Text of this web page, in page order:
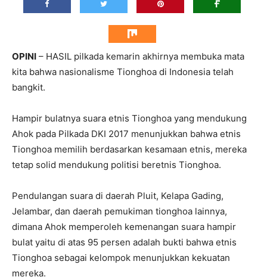
OPINI – HASIL pilkada kemarin akhirnya membuka mata
kita bahwa nasionalisme Tionghoa di Indonesia telah
bangkit.
Hampir bulatnya suara etnis Tionghoa yang mendukung
Ahok pada Pilkada DKI 2017 menunjukkan bahwa etnis
Tionghoa memilih berdasarkan kesamaan etnis, mereka
tetap solid mendukung politisi beretnis Tionghoa.
Pendulangan suara di daerah Pluit, Kelapa Gading,
Jelambar, dan daerah pemukiman tionghoa lainnya,
dimana Ahok memperoleh kemenangan suara hampir
bulat yaitu di atas 95 persen adalah bukti bahwa etnis
Tionghoa sebagai kelompok menunjukkan kekuatan
mereka.